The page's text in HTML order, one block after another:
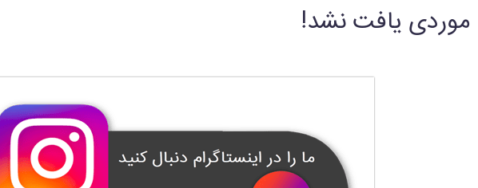
موردی یافت نشد!